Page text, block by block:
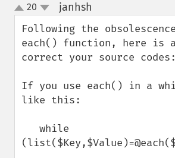
up
down
20 janhsh
Following the
each() function, here is
correct your source
If you use each() in a
like this: